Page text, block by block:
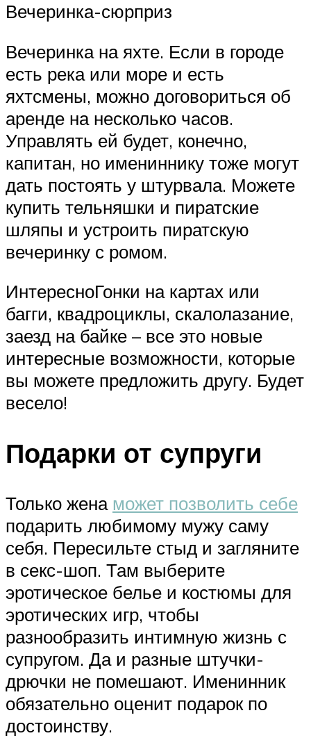
Вечеринка-сюрприз
Вечеринка на яхте. Если в городе
есть река или море и есть
яхтсмены, можно договориться об
аренде на несколько часов.
Управлять ей будет, конечно,
капитан, но имениннику тоже могут
дать постоять у штурвала. Можете
купить тельняшки и пиратские
шляпы и устроить пиратскую
вечеринку с ромом.
ИнтересноГонки на картах или
багги, квадроциклы, скалолазание,
заезд на байке – все это новые
интересные возможности, которые
вы можете предложить другу. Будет
весело!
Подарки от супруги
Только жена может позволить себе
подарить любимому мужу саму
себя. Пересильте стыд и загляните
в секс-шоп. Там выберите
эротическое белье и костюмы для
эротических игр, чтобы
разнообразить интимную жизнь с
супругом. Да и разные штучки-
дрючки не помешают. Именинник
обязательно оценит подарок по
достоинству.